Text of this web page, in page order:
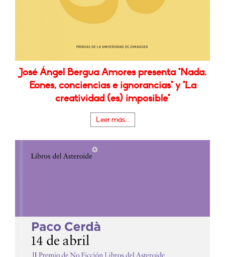
José Ángel Bergua Amores presenta "Nada.
Eones, conciencias e ignorancias" y "La
creatividad (es) imposible"
Leer más...